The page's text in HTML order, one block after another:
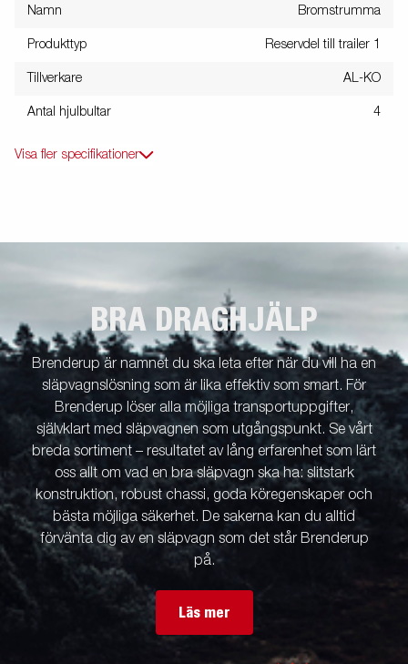
Namn Bromstrumma
Produkttyp Reservdel till trailer 1
Tillverkare AL-KO
Antal hjulbultar 4
Visa fler specifikationer
BRA DRAGHJÄLP
Brenderup är namnet du ska leta efter när du vill ha en
släpvagnslösning som är lika effektiv som smart. För
Brenderup löser alla möjliga transportuppgifter,
självklart med släpvagnen som utgångspunkt. Se vårt
breda sortiment – resultatet av lång erfarenhet som lärt
oss allt om vad en bra släpvagn ska ha: slitstark
konstruktion, robust chassi, goda köregenskaper och
bästa möjliga säkerhet. De sakerna kan du alltid
förvänta dig av en släpvagn som det står Brenderup
på.
Läs mer